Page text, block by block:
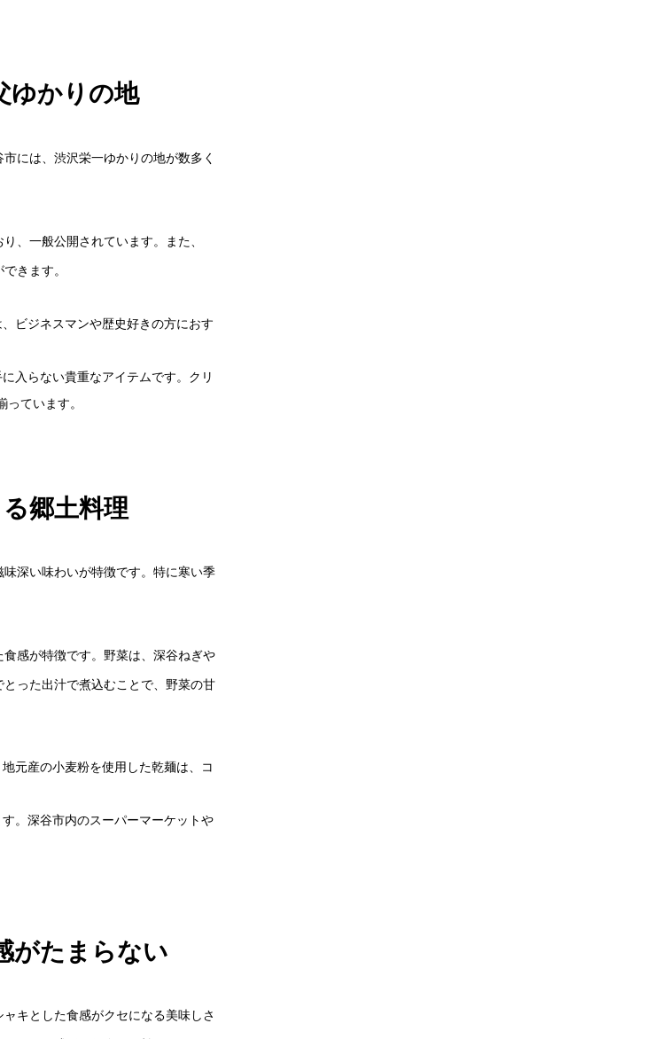
ゆかりの地
には、渋沢栄一ゆかりの地が数多く
、一般公開されています。また、
きます。
ビジネスマンや歴史好きの方におす
入らない貴重なアイテムです。クリ
ています。
郷土料理
深い味わいが特徴です。特に寒い季
感が特徴です。野菜は、深谷ねぎや
った出汁で煮込むことで、野菜の甘
元産の小麦粉を使用した乾麺は、コ
。深谷市内のスーパーマーケットや
がたまらない
キとした食感がクセになる美味しさ